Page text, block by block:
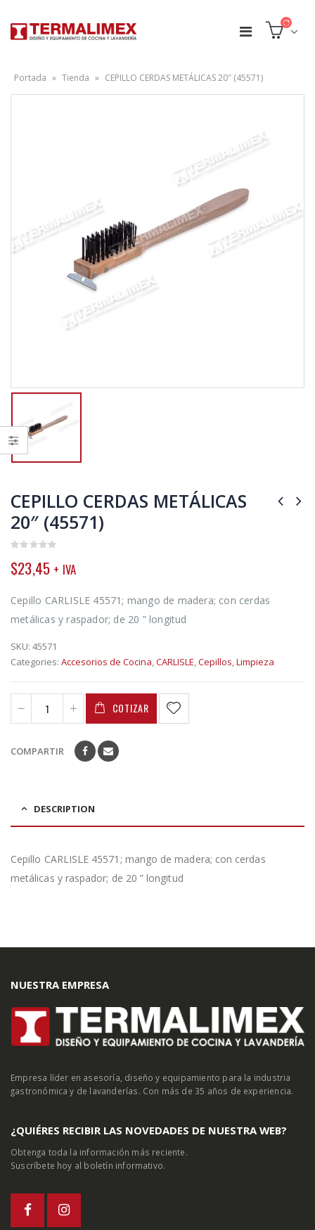
Portada » Tienda » CEPILLO CERDAS METÁLICAS 20″ (45571)
CEPILLO CERDAS METÁLICAS
20″ (45571)
out
of
$23,45 + IVA
Cepillo CARLISLE 45571; mango de madera; con cerdas
metálicas y raspador; de 20 ” longitud
SKU: 45571
Categories: Accesorios de Cocina,CARLISLE,Cepillos,Limpieza
COTIZAR
COMPARTIR
DESCRIPTION
Cepillo CARLISLE 45571; mango de madera; con cerdas
metálicas y raspador; de 20 ” longitud
NUESTRA EMPRESA
Empresa líder en asesoría, diseño y equipamiento para la industria
gastronómica y de lavanderías. Con más de 35 años de experiencia.
¿QUIÉRES RECIBIR LAS NOVEDADES DE NUESTRA WEB?
Obtenga toda la información más reciente.
Suscríbete hoy al boletín informativo.